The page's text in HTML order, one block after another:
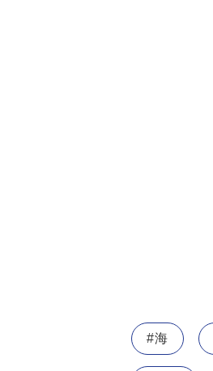
#海